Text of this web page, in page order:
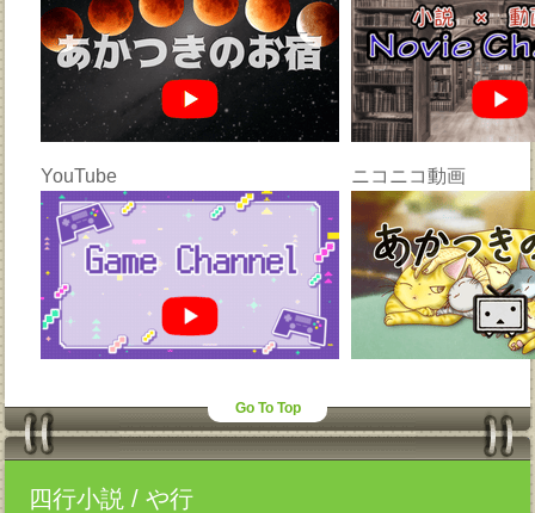
YouTube ニコニコ動画
Go To Top
四行小説 / や行